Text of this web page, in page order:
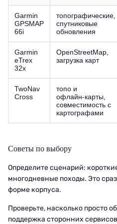
Garmin
GPSMAP
66i
топографические,
спутниковые
обновления
Garmin
eTrex
32x
OpenStreetMap,
загрузка карт
TwoNav
Cross
топо и
офлайн‑карты,
совместимость с
картографами
Советы по выбору
Определите сценарий:
многодневные походы. Это
форме корпуса.
Проверьте, насколько просто
поддержка сторонних